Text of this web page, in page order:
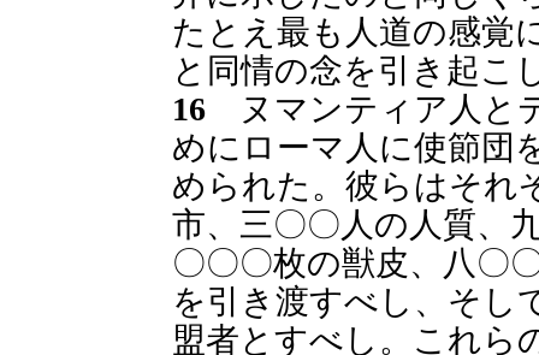
たとえ最も人道の感覚
と同情の念を引き起こ
16 ヌマンティア人と
めにローマ人に使節団
められた。彼らはそれ
市、三〇〇人の人質、
〇〇〇枚の獣皮、八〇
を引き渡すべし、そし
盟者とすべし。これら